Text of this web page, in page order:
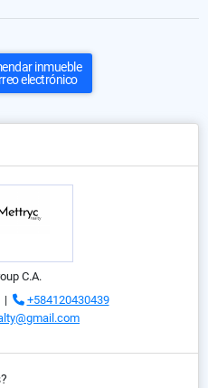
inmueble
electrónico
C.A.
+584120430439